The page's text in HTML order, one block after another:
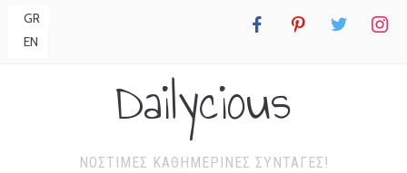
facebook pinterest twitter
GR
EN
Dailycious
ΝΌΣΤΙΜΕΣ ΚΑΘΗΜΕΡΙΝΈΣ ΣΥΝΤΑΓΈΣ!